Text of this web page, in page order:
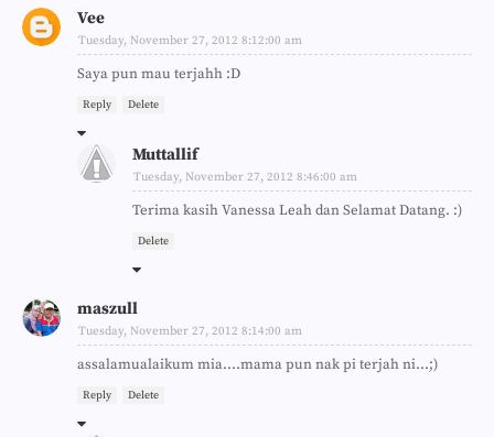
Vee
Tuesday, November 27, 2012 8:12:00 am
Saya pun mau terjahh :D
Reply Delete
Muttallif
Tuesday, November 27, 2012 8:46:00 am
Terima kasih Vanessa Leah dan Selamat Datang. :)
Delete
maszull
Tuesday, November 27, 2012 8:14:00 am
assalamualaikum mia....mama pun nak pi terjah ni...;)
Reply Delete